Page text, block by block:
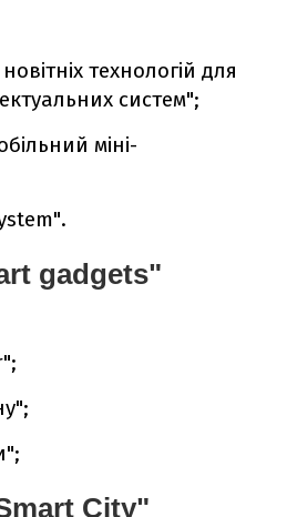
технологій для
систем";
міні-
gadgets"
City"